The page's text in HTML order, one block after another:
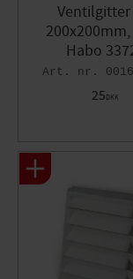
Ventilgitter
200x200mm,
Habo
25DKK